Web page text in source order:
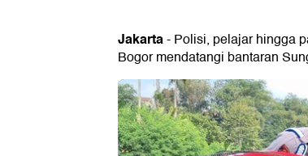
Jakarta- Polisi, pelajar hingga
Bogor mendatangi bantaran